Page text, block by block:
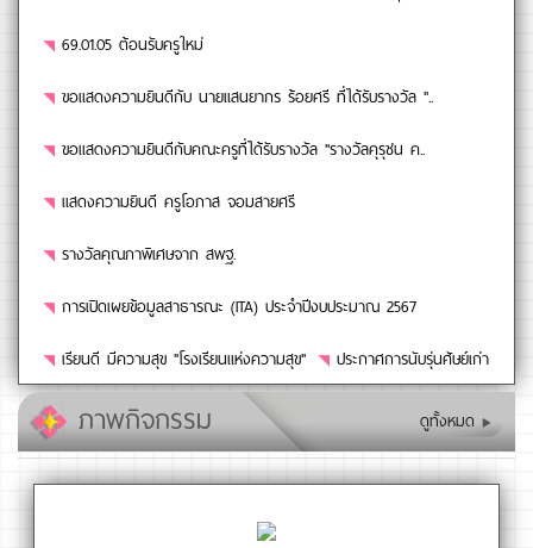
69.01.05 ต้อนรับครูใหม่
ขอแสดงความยินดีกับ นายแสนยากร ร้อยศรี ที่ได้รับรางวัล "..
ขอแสดงความยินดีกับคณะครูที่ได้รับรางวัล "รางวัลคุรุชน ค..
แสดงความยินดี ครูโอภาส จอมสายศรี
รางวัลคุณภาพิเศษจาก สพฐ.
การเปิดเผยข้อมูลสาธารณะ (ITA) ประจำปีงบประมาณ 2567
เรียนดี มีความสุข "โรงเรียนแห่งความสุข"
ประกาศการนับรุ่นศัษย์เก่า
ภาพกิจกรรม ดูทั้งหมด